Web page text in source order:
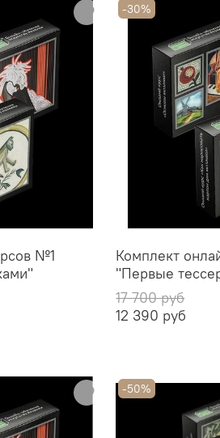
№1
-30%
Комплект
"Первые
17 700 руб
12 390 руб
-50%